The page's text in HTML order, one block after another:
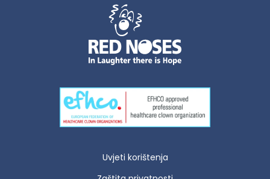
Uvjeti korištenja